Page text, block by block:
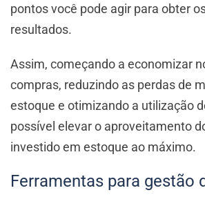
pontos você pode agir para obter
resultados.
Assim, começando a economizar
compras, reduzindo as perdas de
estoque e otimizando a utilização
possível elevar o aproveitamento
investido em estoque ao máximo.
Ferramentas para gestão